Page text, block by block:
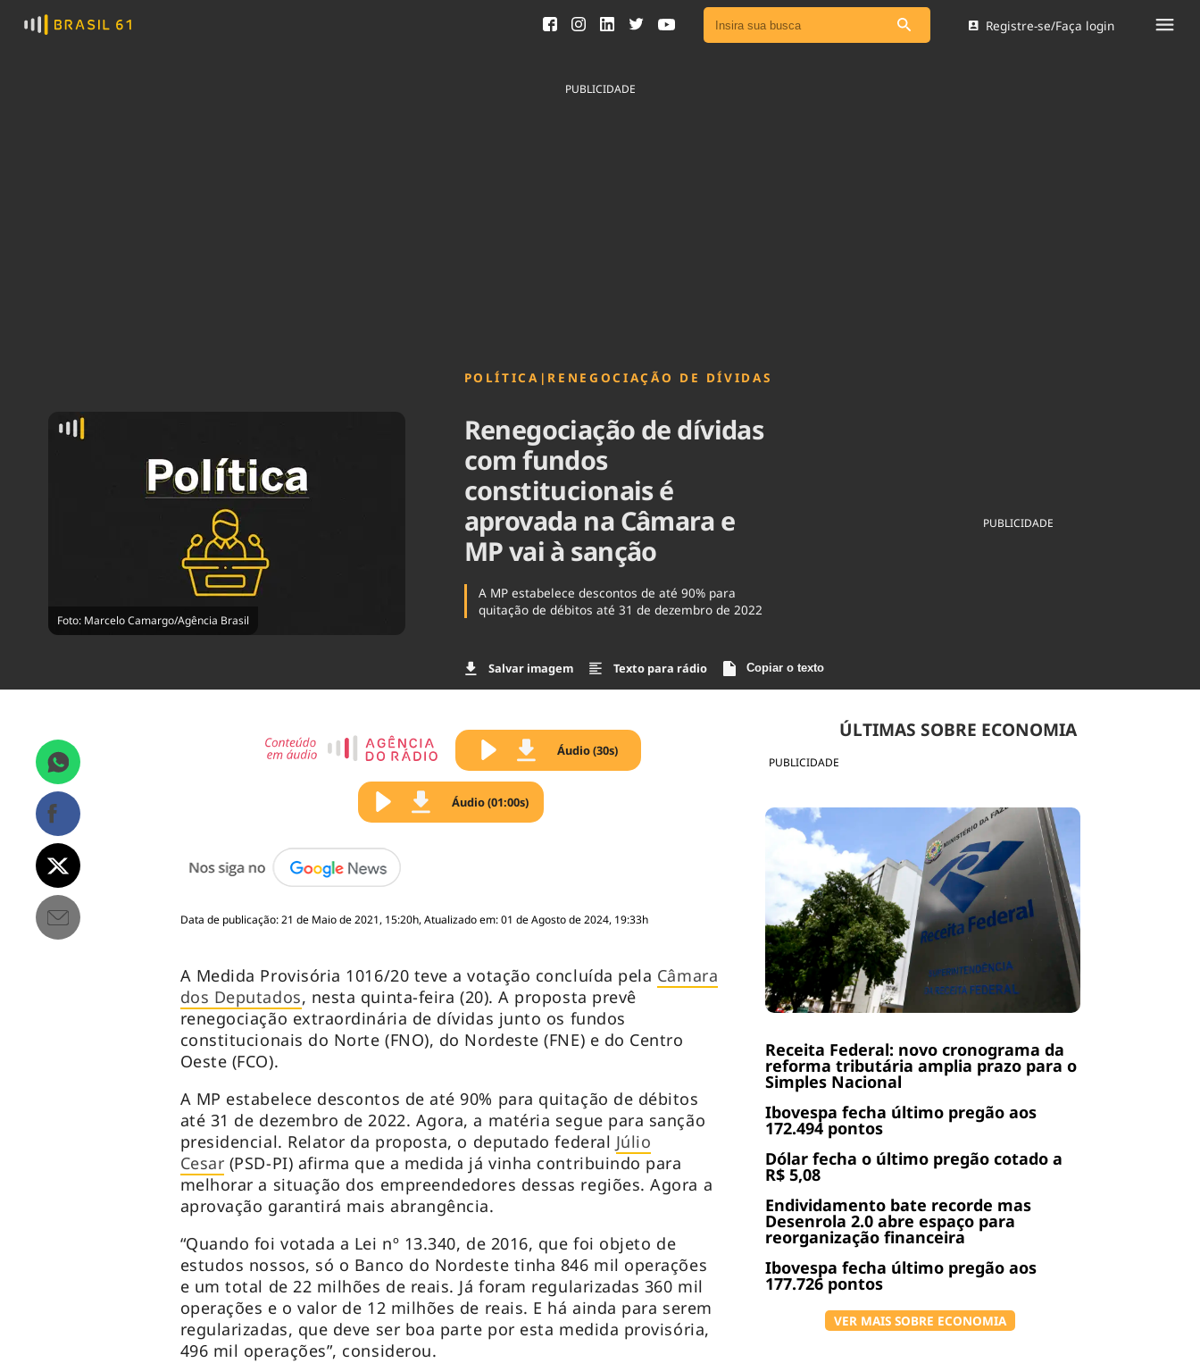
Ver todas as notícias
Brasil
Registre-se/Faça login
PUBLICIDADE
Foto: Marcelo Camargo/Agência Brasil
POLÍTICA | RENEGOCIAÇÃO DE DÍVIDAS
Renegociação de dívidas
com fundos
constitucionais é
aprovada na Câmara e
MP vai à sanção
A MP estabelece descontos de até 90% para
quitação de débitos até 31 de dezembro de 2022
Salvar imagem Texto para rádio Copiar o texto
PUBLICIDADE
PUBLICIDADE
ÚLTIMAS SOBRE ECONOMIA
Receita Federal: novo cronograma da
reforma tributária amplia prazo para o
Simples Nacional
Ibovespa fecha último pregão aos
172.494 pontos
Dólar fecha o último pregão cotado a
R$ 5,08
Endividamento bate recorde mas
Desenrola 2.0 abre espaço para
reorganização financeira
Ibovespa fecha último pregão aos
177.726 pontos
VER MAIS SOBRE ECONOMIA
Áudio (30s)
Áudio (01:00s)
Data de publicação: 21 de Maio de 2021, 15:20h, Atualizado em: 01 de Agosto de 2024, 19:33h
A Medida Provisória 1016/20 teve a votação concluída pela Câmara
dos Deputados, nesta quinta-feira (20). A proposta prevê
renegociação extraordinária de dívidas junto os fundos
constitucionais do Norte (FNO), do Nordeste (FNE) e do Centro
Oeste (FCO).
A MP estabelece descontos de até 90% para quitação de débitos
até 31 de dezembro de 2022. Agora, a matéria segue para sanção
presidencial. Relator da proposta, o deputado federal Júlio
Cesar (PSD-PI) afirma que a medida já vinha contribuindo para
melhorar a situação dos empreendedores dessas regiões. Agora a
aprovação garantirá mais abrangência.
“Quando foi votada a Lei nº 13.340, de 2016, que foi objeto de
estudos nossos, só o Banco do Nordeste tinha 846 mil operações
e um total de 22 milhões de reais. Já foram regularizadas 360 mil
operações e o valor de 12 milhões de reais. E há ainda para serem
regularizadas, que deve ser boa parte por esta medida provisória,
496 mil operações”, considerou.